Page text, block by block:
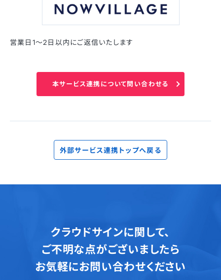
営業日1〜2日以内にご返信いたします
本サービス連携について問い合わせる
外部サービス連携トップへ戻る
クラウドサインに関して、
ご不明な点がございましたら
お気軽にお問い合わせください